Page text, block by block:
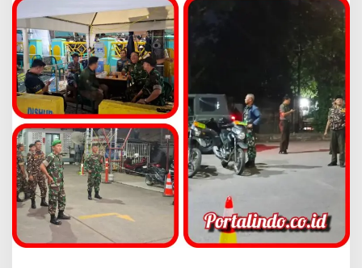
s
i
v
i
t
a
s
W
i
l
a
y
a
a